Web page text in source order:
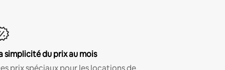
simplicité du prix au mois